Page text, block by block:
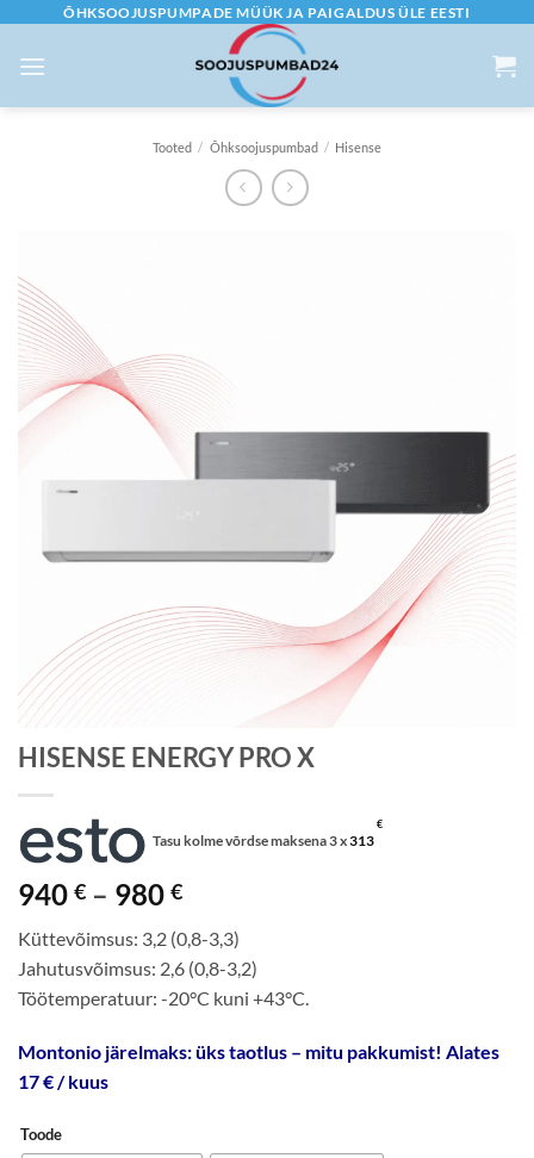
content
ÕHKSOOJUSPUMPADE MÜÜK JA PAIGALDUS ÜLE EESTI
Tooted / Õhksoojuspumbad / Hisense
HISENSE ENERGY PRO X
Tasu kolme võrdse maksena 3 x313
€
940 € – 980 €Price
940 €
through
980 €
Küttevõimsus: 3,2 (0,8-3,3)
Jahutusvõimsus: 2,6 (0,8-3,2)
Töötemperatuur: -20°C kuni +43°C.
Montonio järelmaks: üks taotlus – mitu pakkumist! Alates
17 € / kuus
Toode